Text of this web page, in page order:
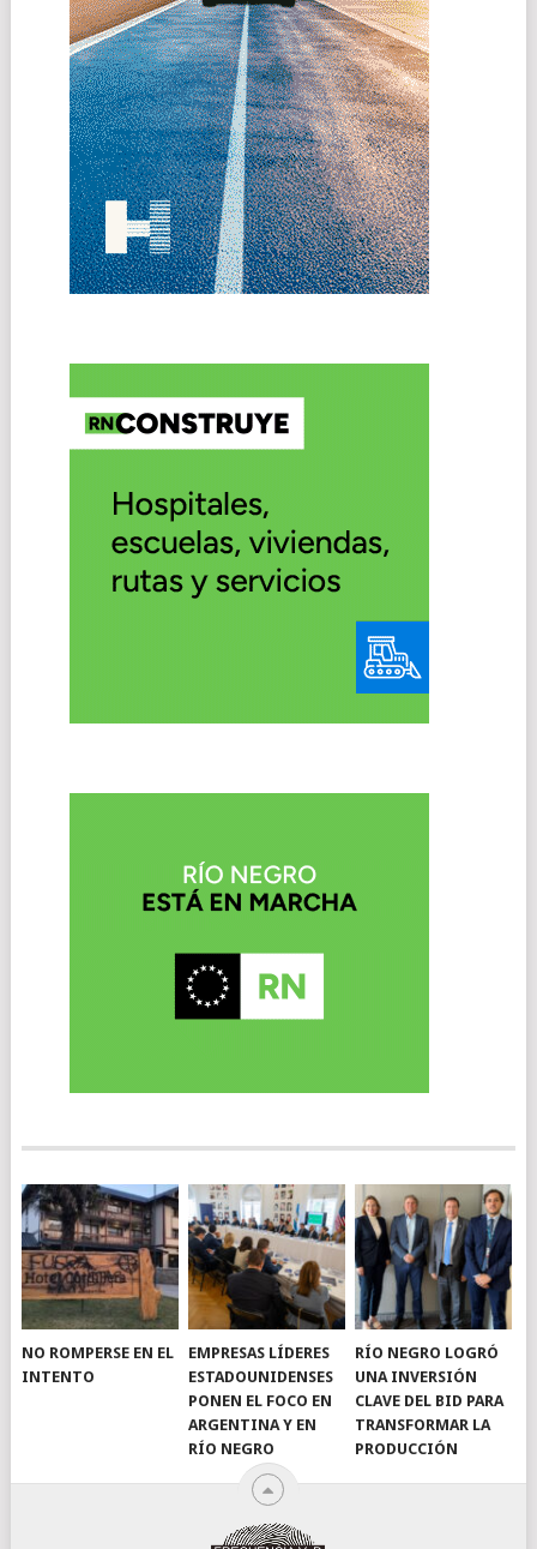
NO ROMPERSE EN EL
INTENTO
EMPRESAS LÍDERES
ESTADOUNIDENSES
PONEN EL FOCO EN
ARGENTINA Y EN
RÍO NEGRO
RÍO NEGRO LOGRÓ
UNA INVERSIÓN
CLAVE DEL BID PARA
TRANSFORMAR LA
PRODUCCIÓN